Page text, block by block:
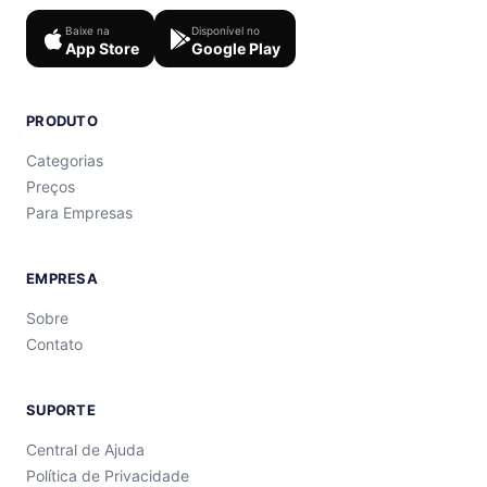
Baixe na
App Store
Disponível no
Google Play
PRODUTO
Categorias
Preços
Para Empresas
EMPRESA
Sobre
Contato
SUPORTE
Central de Ajuda
Política de Privacidade